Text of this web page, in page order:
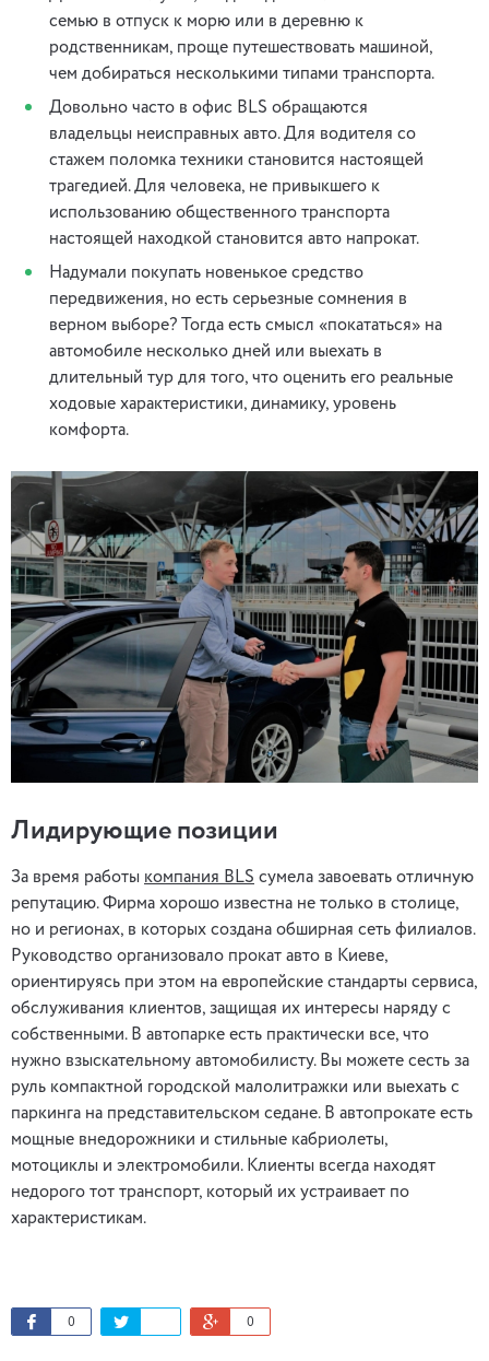
семью в отпуск к морю или в деревню к
родственникам, проще путешествовать машиной,
чем добираться несколькими типами транспорта.
Довольно часто в офис BLS обращаются
владельцы неисправных авто. Для водителя со
стажем поломка техники становится настоящей
трагедией. Для человека, не привыкшего к
использованию общественного транспорта
настоящей находкой становится авто напрокат.
Надумали покупать новенькое средство
передвижения, но есть серьезные сомнения в
верном выборе? Тогда есть смысл «покататься» на
автомобиле несколько дней или выехать в
длительный тур для того, что оценить его реальные
ходовые характеристики, динамику, уровень
комфорта.
Лидирующие позиции
За время работы компания BLS сумела завоевать отличную
репутацию. Фирма хорошо известна не только в столице,
но и регионах, в которых создана обширная сеть филиалов.
Руководство организовало прокат авто в Киеве,
ориентируясь при этом на европейские стандарты сервиса,
обслуживания клиентов, защищая их интересы наряду с
собственными. В автопарке есть практически все, что
нужно взыскательному автомобилисту. Вы можете сесть за
руль компактной городской малолитражки или выехать с
паркинга на представительском седане. В автопрокате есть
мощные внедорожники и стильные кабриолеты,
мотоциклы и электромобили. Клиенты всегда находят
недорого тот транспорт, который их устраивает по
характеристикам.
0 0